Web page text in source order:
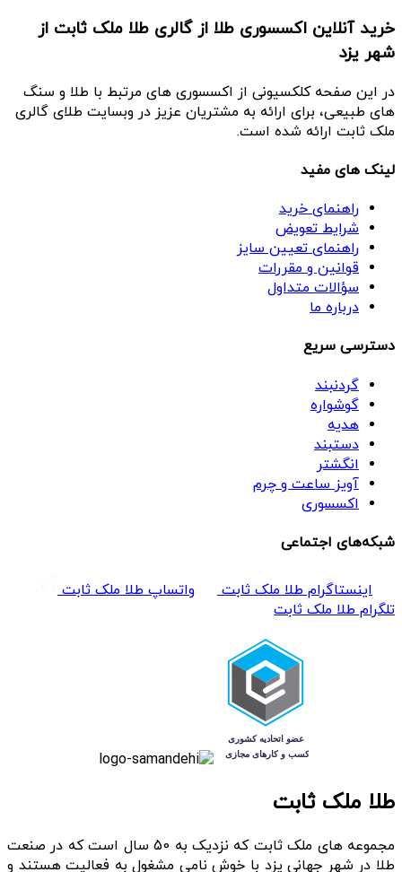
خرید آنلاین اکسسوری طلا از گالری طلا ملک ثابت از
شهر یزد
در این صفحه کلکسیونی از اکسسوری های مرتبط با طلا و سنگ
های طبیعی، برای ارائه به مشتریان عزیز در وبسایت طلای گالری
ملک ثابت ارائه شده است.
لینک های مفید
راهنمای خرید
شرایط تعویض
راهنمای تعیین سایز
قوانین و مقررات
سؤالات متداول
درباره ما
دسترسی سریع
گردنبند
گوشواره
هدیه
دستبند
انگشتر
آویز ساعت و چرم
اکسسوری
شبکه‌های اجتماعی
اینستاگرام طلا ملک ثابت
واتساپ طلا ملک ثابت
تلگرام طلا ملک ثابت
طلا ملک ثابت
مجموعه های ملک ثابت که نزدیک به 50 سال است که در صنعت
طلا در شهر جهانی یزد با خوش نامی مشغول به فعالیت هستند و